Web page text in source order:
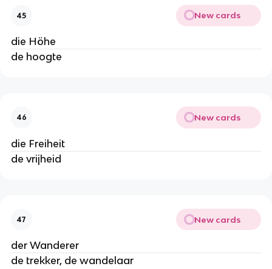
45 New cards
die Höhe
de hoogte
46 New cards
die Freiheit
de vrijheid
47 New cards
der Wanderer
de trekker, de wandelaar